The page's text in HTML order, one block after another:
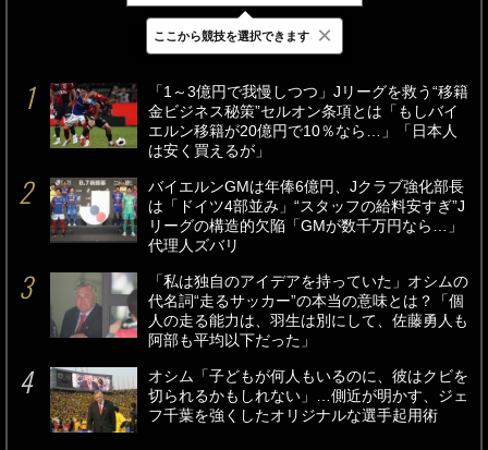
最新 24時間 週間
「1～3億円で我慢しつつ」Jリーグを救う“移籍
金ビジネス秘策”セルオン条項とは「もしバイ
エルン移籍が20億円で10％なら…」「日本人
は安く買えるが」
バイエルンGMは年俸6億円、Jクラブ強化部長
は「ドイツ4部並み」“スタッフの給料安すぎ”J
リーグの構造的欠陥「GMが数千万円なら…」
代理人ズバリ
「私は独自のアイデアを持っていた」オシムの
代名詞“走るサッカー”の本当の意味とは？「個
人の走る能力は、羽生は別にして、佐藤勇人も
阿部も平均以下だった」
オシム「子どもが何人もいるのに、彼はクビを
切られるかもしれない」…側近が明かす、ジェ
フ千葉を強くしたオリジナルな選手起用術
ここから競技を選択できます ×